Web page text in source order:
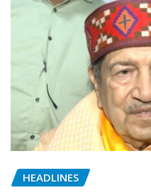
HEADLINES